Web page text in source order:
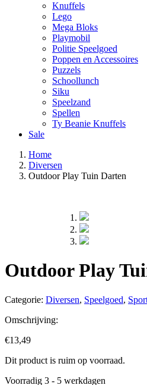
Knuffels
Lego
Mega Bloks
Playmobil
Politie Speelgoed
Poppen en Accessoires
Puzzels
Schoollunch
Siku
Speelzand
Spellen
Ty Beanie Knuffels
Sale
Home
Diversen
Outdoor Play Tuin Darten
Outdoor Play
Categorie: Diversen, Speelgoed,
Omschrijving:
€13,49
Dit product is ruim op voorraad.
Voorradig 3 - 5 werkdagen